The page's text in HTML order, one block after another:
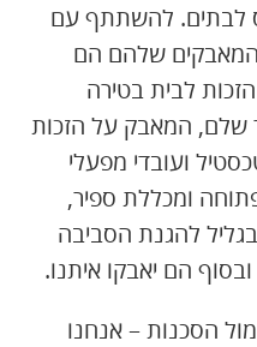
לבתים. להשתתף עם
שלהם הם
לבית בטירה
שלם, המאבק על הזכות
ועובדי מפעלי
ומכללת ספיר,
להגנת הסביבה
הם יאבקו איתנו.
הסכנות – אנחנו